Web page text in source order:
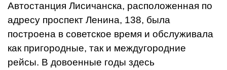
Автостанция Лисичанска, расположенная по
адресу проспект Ленина, 138, была
построена в советское время и обслуживала
как пригородные, так и междугородние
рейсы. В довоенные годы здесь